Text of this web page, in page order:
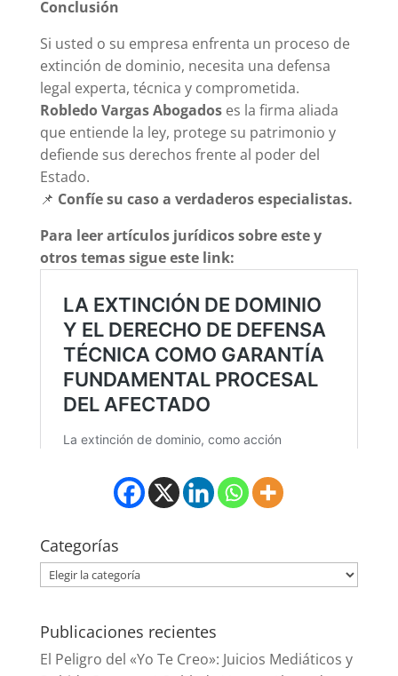
Conclusión
Si usted o su empresa enfrenta un proceso de
extinción de dominio, necesita una defensa
legal experta, técnica y comprometida.
Robledo Vargas Abogadoses la firma aliada
que entiende la ley, protege su patrimonio y
defiende sus derechos frente al poder del
Estado.
📌 Confíe su caso a verdaderos especialistas.
Para leer artículos jurídicos sobre este y
otros temas sigue este link:
Categorías
Categorías
Publicaciones recientes
El Peligro del «Yo Te Creo»: Juicios Mediáticos y